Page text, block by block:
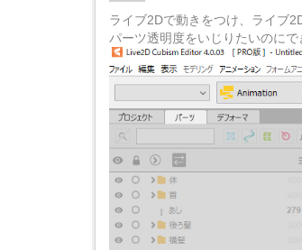
ライブ2Dで動きをつけ、ライブ
パーツ透明度をいじりたいのに